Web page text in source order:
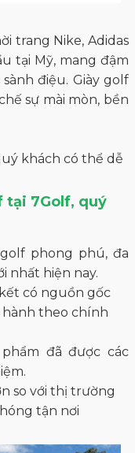
trang Nike, Adidas
tại Mỹ, mang đậm
điệu. Giày golf
sự mài mòn, bền
khách có thể dễ
tại 7Golf, quý
phong phú, đa
nhất hiện nay.
có nguồn gốc
hành theo chính
đã được các
so với thị trường
tận nơi